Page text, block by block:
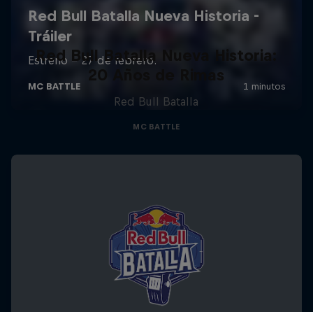
Red Bull Batalla Nueva Historia:
20 Años de Rimas
Red Bull Batalla
MC BATTLE